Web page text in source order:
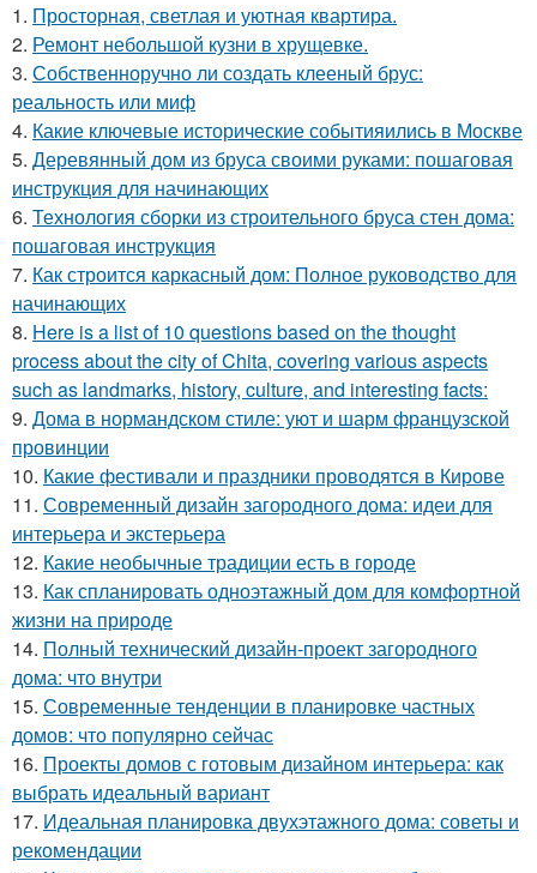
1. Просторная, светлая и уютная квартира.
2. Ремонт небольшой кузни в хрущевке.
3. Собственноручно ли создать клееный брус:
реальность или миф
4. Какие ключевые исторические событияились в Москве
5. Деревянный дом из бруса своими руками: пошаговая
инструкция для начинающих
6. Технология сборки из строительного бруса стен дома:
пошаговая инструкция
7. Как строится каркасный дом: Полное руководство для
начинающих
8. Here is a list of 10 questions based on the thought
process about the city of Chita, covering various aspects
such as landmarks, history, culture, and interesting facts:
9. Дома в нормандском стиле: уют и шарм французской
провинции
10. Какие фестивали и праздники проводятся в Кирове
11. Современный дизайн загородного дома: идеи для
интерьера и экстерьера
12. Какие необычные традиции есть в городе
13. Как спланировать одноэтажный дом для комфортной
жизни на природе
14. Полный технический дизайн-проект загородного
дома: что внутри
15. Современные тенденции в планировке частных
домов: что популярно сейчас
16. Проекты домов с готовым дизайном интерьера: как
выбрать идеальный вариант
17. Идеальная планировка двухэтажного дома: советы и
рекомендации